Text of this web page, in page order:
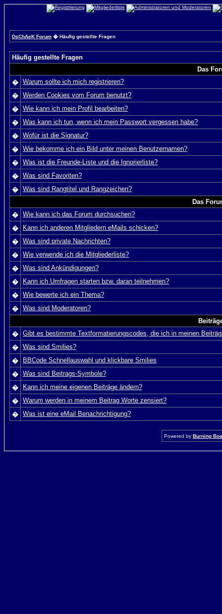
DsChAeK Forum � Häufig gestellte Fragen
Häufig gestellte Fragen
Das
� Warum sollte ich mich registrieren?
� Werden Cookies vom Forum benutzt?
� Wie kann ich mein Profil bearbeiten?
� Was kann ich tun, wenn ich mein Passwort vergessen habe?
� Wofür ist die Signatur?
� Wie bekomme ich ein Bild unter meinen Benutzernamen?
� Was ist die Freunde-Liste und die Ignorierliste?
� Was sind Favoriten?
� Was sind Rangtitel und Rangzeichen?
Das
� Wie kann ich das Forum durchsuchen?
�
Kann ich anderen Mitgliedern eMails schicken?
� Was sind private Nachrichten?
� Wie verwende ich die Mitgliederliste?
� Was sind Ankündigungen?
�
Kann ich Umfragen starten bzw. daran teilnehmen?
� Wie bewerte ich ein Thema?
� Was sind Moderatoren?
� Gibt es bestimmte Textformatierungscodes, die ich in meinen
� Was sind Smilies?
�
BBCode Schnellauswahl und klickbare Smilies
� Was sind Beitrags-Symbole?
�
Kann ich meine eigenen Beiträge ändern?
� Warum werden in meinem Beitrag Worte zensiert?
� Was ist eine eMail Benachrichtigung?
Powered by Burning